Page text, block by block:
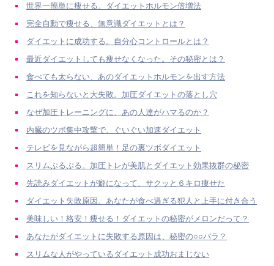
世界一簡単に痩せる。ダイエットホルモン倍増法
完全自動で痩せる、無意識ダイエットとは？
ダイエットに成功する。自分心コントロールとは？
最近ダイエットしても痩せなくなった。その秘密とは？
食べても太らない、あのダイエットホルモンを出す方法
これを知らないと大失敗。加圧ダイエットの落とし穴
なぜ加圧トレーニングに、あの人達がハマるのか？
内臓のツボ集中攻撃で、ぐいぐい加速ダイエット
テレビを見ながら超簡単！足の裏ツボダイエット
スリムぷるぷる。加圧トレが美肌とダイエット効果抜群の秘密
先読みダイエットが癖になって、サクッと６キロ痩せた
ダイエット失敗原因。あなたが食べ過ぎる犯人と上手に付き合う
美味しい！格安！痩せる！ダイエットの秘密がメロンだって？
あなたがダイエットに失敗する原因は、秘密の○○バラ？
スリムな人がやっているダイエット成功おまじない